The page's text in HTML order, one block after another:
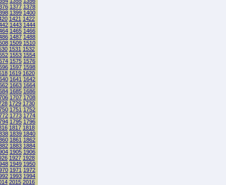
1377 1378
1399 1400
1421 1422
1443 1444
1465 1466
1487 1488
1509 1510
1531 1532
1553 1554
1575 1576
1597 1598
1619 1620
1641 1642
1663 1664
1685 1686
1707 1708
1729 1730
1751 1752
1773 1774
1795 1796
1817 1818
1839 1840
1861 1862
1883 1884
1905 1906
1927 1928
1949 1950
1971 1972
1993 1994
2015 2016